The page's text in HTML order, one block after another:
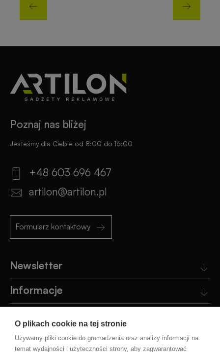
O plikach cookie na tej stronie
Używamy pliki cookie do gromadzenia oraz analizy informacji na
temat wydajności i użyteczności strony, aby zagwarantować
Poznaj nas bliżej
Jesteśmy dla Ciebie od 8:00 do 16:00
+48 603 696 467
artilon@artilon.pl
Formularz kontaktowy
Newsletter
Informacje
Pomoc